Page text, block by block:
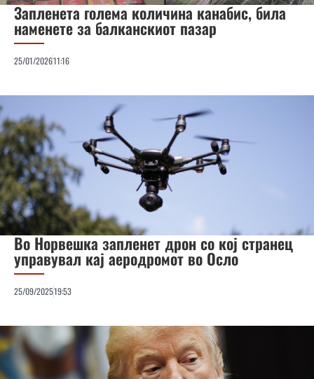
Запленета голема количина канабис, била
наменете за балканскиот пазар
25/01/202611:16
Во Норвешка запленет дрон со кој странец
управувал кај аеродромот во Осло
25/09/202519:53